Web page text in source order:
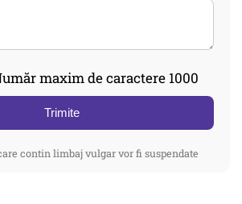
maxim de caractere 1000
Trimite
contin limbaj vulgar vor fi suspendate